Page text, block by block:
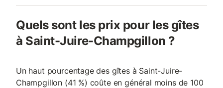
Quels sont les prix pour les gîtes
à Saint-Juire-Champgillon ?
Un haut pourcentage des gîtes à Saint-Juire-
Champgillon (41 %) coûte en général moins de 100